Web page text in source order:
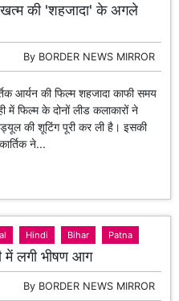
की 'शहजादा' के अगले
By BORDER NEWS MIRROR
आर्यन की फिल्म शहजादा काफी समय
में फिल्म के दोनों लीड कलाकारों ने
की शूटिंग पूरी कर ली है। इसकी
ने...
Hindi Bihar Patna
में लगी भीषण आग
By BORDER NEWS MIRROR